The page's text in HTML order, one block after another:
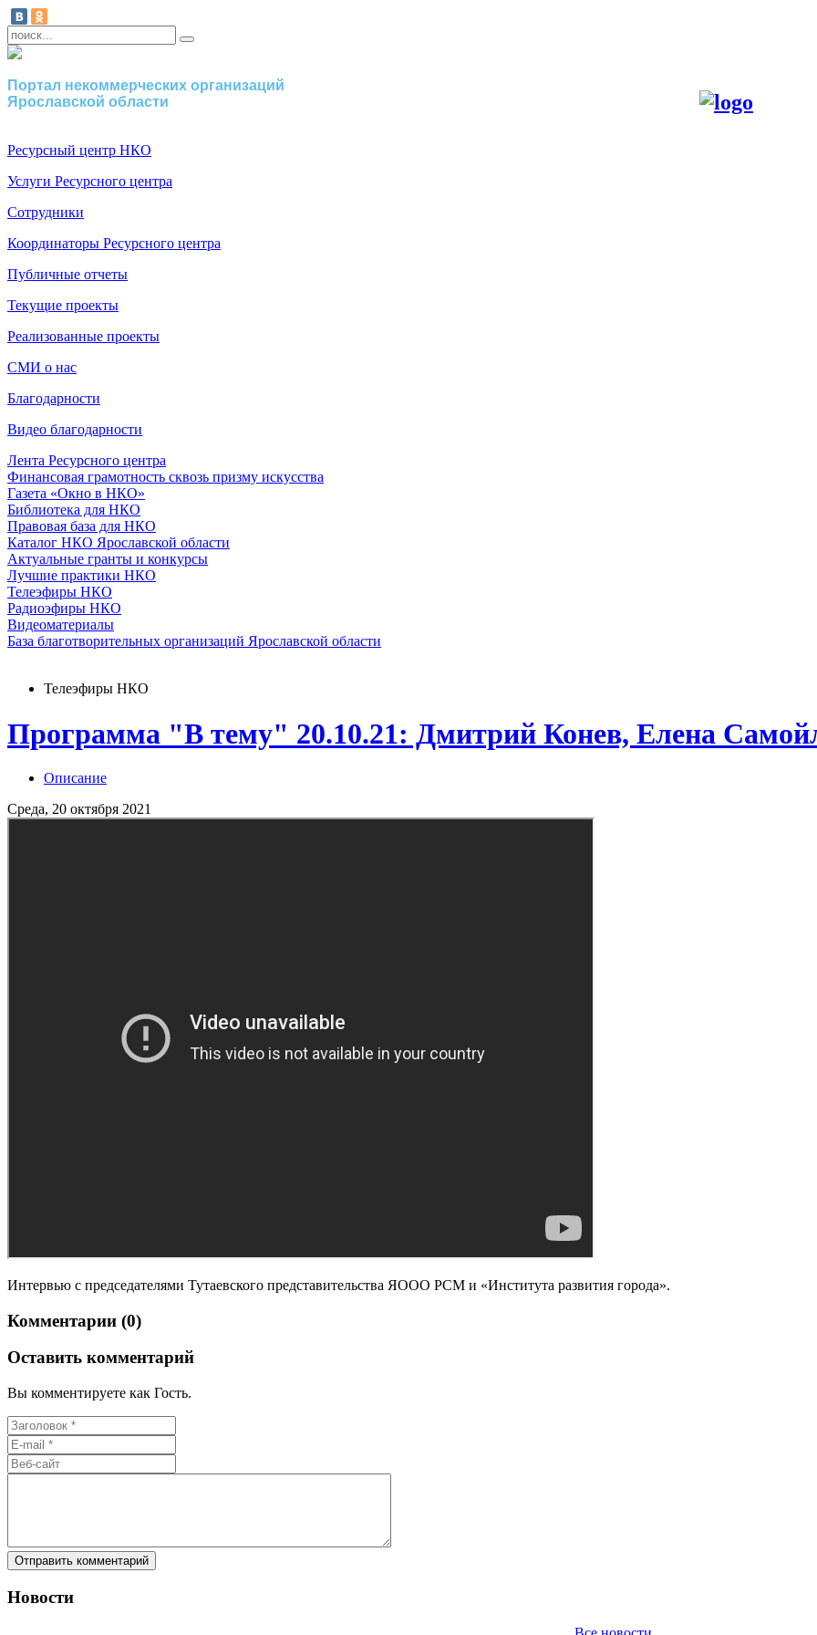
Портал некоммерческих организаций
Ярославской области
Ресурсный центр НКО
Услуги Ресурсного центра
Сотрудники
Координаторы Ресурсного центра
Публичные отчеты
Текущие проекты
Реализованные проекты
СМИ о нас
Благодарности
Видео благодарности
Лента Ресурсного центра
Финансовая грамотность сквозь призму искусства
Газета «Окно в НКО»
Библиотека для НКО
Правовая база для НКО
Каталог НКО Ярославской области
Актуальные гранты и конкурсы
Лучшие практики НКО
Телеэфиры НКО
Радиоэфиры НКО
Видеоматериалы
База благотворительных организаций Ярославской области
Телеэфиры НКО
Программа "В тему" 20.10.21: Дмитрий Конев, Елена
Описание
Среда, 20 октября 2021
Интервью с председателями Тутаевского представительства ЯООО РСМ и «Института развития города».
Комментарии (0)
Оставить комментарий
Вы комментируете как Гость.
Новости